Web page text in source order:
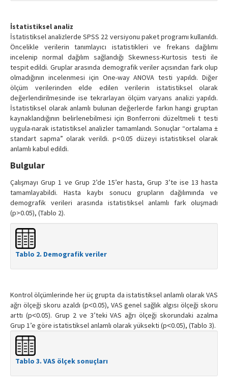
İstatistiksel analiz
İstatistiksel analizlerde SPSS 22 versiyonu paket programı kullanıldı.
Öncelikle verilerin tanımlayıcı istatistikleri ve frekans dağılımı
incelenip normal dağılım sağlandığı Skewness-Kurtosis testi ile
tespit edildi. Gruplar arasında demografik veriler açısından fark olup
olmadığının incelenmesi için One-way ANOVA testi yapıldı. Diğer
ölçüm verilerinden elde edilen verilerin istatistiksel olarak
değerlendirilmesinde ise tekrarlayan ölçüm varyans analizi yapıldı.
İstatistiksel olarak anlamlı bulunan değerlerde farkın hangi gruptan
kaynaklandığının belirlenebilmesi için Bonferroni düzeltmeli t testi
uygula-narak istatistiksel analizler tamamlandı. Sonuçlar “ortalama ±
standart sapma” olarak verildi. p<0.05 düzeyi istatistiksel olarak
anlamlı kabul edildi.
Bulgular
Çalışmayı Grup 1 ve Grup 2’de 15’er hasta, Grup 3’te ise 13 hasta
tamamlayabildi. Hasta kaybı sonucu grupların dağılımında ve
demografik verileri arasında istatistiksel anlamlı fark oluşmadı
(p>0.05), (Tablo 2).
Tablo 2. Demografik veriler
Kontrol ölçümlerinde her üç grupta da istatistiksel anlamlı olarak VAS
ağrı ölçeği skoru azaldı (p˂0.05), VAS genel sağlık algısı ölçeği skoru
arttı (p˂0.05). Grup 2 ve 3’teki VAS ağrı ölçeği skorundaki azalma
Grup 1’e göre istatistiksel anlamlı olarak yüksekti (p˂0.05), (Tablo 3).
Tablo 3. VAS ölçek sonuçları